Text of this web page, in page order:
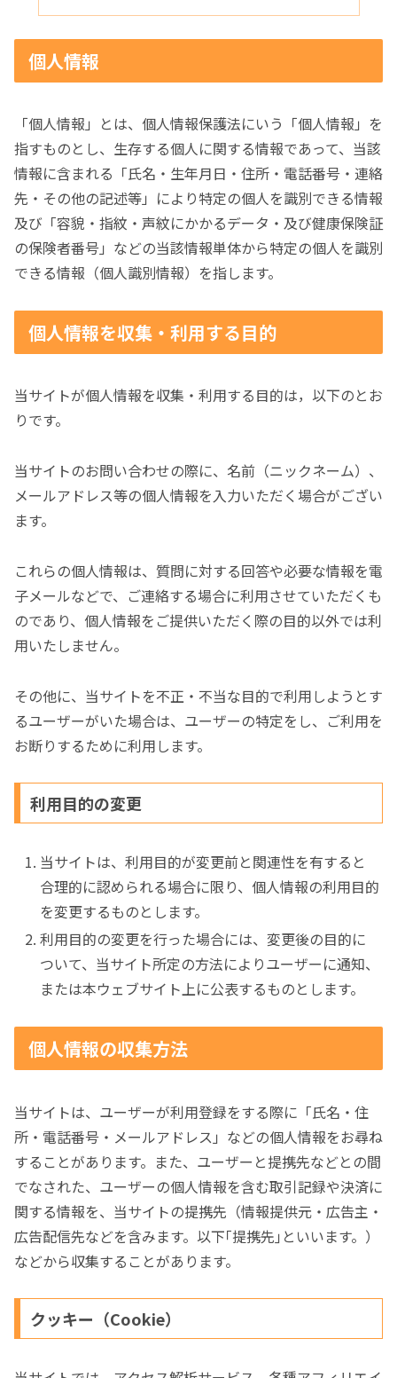
個人情報
「個人情報」とは、個人情報保護法にいう「個人情報」を
指すものとし、生存する個人に関する情報であって、当該
情報に含まれる「氏名・生年月日・住所・電話番号・連絡
先・その他の記述等」により特定の個人を識別できる情報
及び「容貌・指紋・声紋にかかるデータ・及び健康保険証
の保険者番号」などの当該情報単体から特定の個人を識別
できる情報（個人識別情報）を指します。
個人情報を収集・利用する目的
当サイトが個人情報を収集・利用する目的は，以下のとお
りです。
当サイトのお問い合わせの際に、名前（ニックネーム）、
メールアドレス等の個人情報を入力いただく場合がござい
ます。
これらの個人情報は、質問に対する回答や必要な情報を電
子メールなどで、ご連絡する場合に利用させていただくも
のであり、個人情報をご提供いただく際の目的以外では利
用いたしません。
その他に、当サイトを不正・不当な目的で利用しようとす
るユーザーがいた場合は、ユーザーの特定をし、ご利用を
お断りするために利用します。
利用目的の変更
当サイトは、利用目的が変更前と関連性を有すると
合理的に認められる場合に限り、個人情報の利用目的
を変更するものとします。
利用目的の変更を行った場合には、変更後の目的に
ついて、当サイト所定の方法によりユーザーに通知、
または本ウェブサイト上に公表するものとします。
個人情報の収集方法
当サイトは、ユーザーが利用登録をする際に「氏名・住
所・電話番号・メールアドレス」などの個人情報をお尋ね
することがあります。また、ユーザーと提携先などとの間
でなされた、ユーザーの個人情報を含む取引記録や決済に
関する情報を、当サイトの提携先（情報提供元・広告主・
広告配信先などを含みます。以下｢提携先｣といいます。）
などから収集することがあります。
クッキー（Cookie）